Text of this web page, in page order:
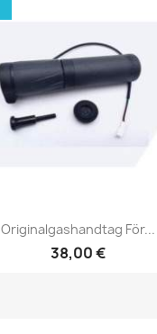
Snabbvy
Originalgashandtag För...
38,00 €